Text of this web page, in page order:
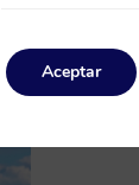
Aceptar